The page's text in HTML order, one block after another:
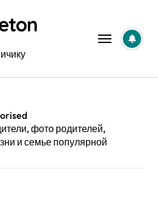
фото родителей,
и семье популярной